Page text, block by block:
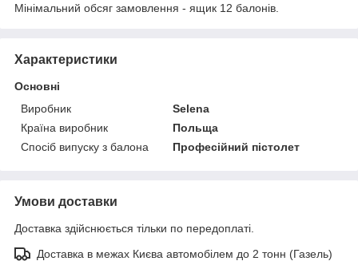
Мінімальний обсяг замовлення - ящик 12 балонів.
Характеристики
Основні
Виробник
Selena
Країна виробник
Польща
Спосіб випуску з балона
Професійний пістолет
Умови доставки
Доставка здійснюється тільки по передоплаті.
Доставка в межах Києва автомобілем до 2 тонн (Газель)